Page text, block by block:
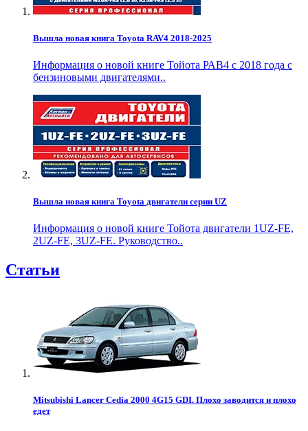
Вышла новая книга Toyota RAV4 2018-2025
Информация о новой книге Тойота РАВ4 с 2018 года с
бензиновыми двигателями..
Вышла новая книга Toyota двигатели серии UZ
Информация о новой книге Тойота двигатели 1UZ-FE,
2UZ-FE, 3UZ-FE. Руководство..
Статьи
Mitsubishi Lancer Cedia 2000 4G15 GDI. Плохо заводится и плохо
едет